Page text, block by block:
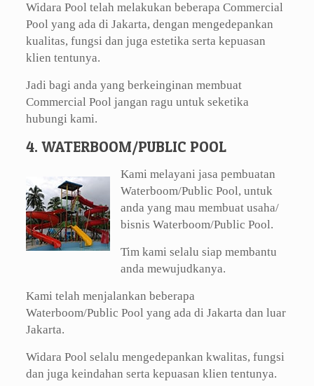
Widara Pool telah melakukan beberapa Commercial
Pool yang ada di Jakarta, dengan mengedepankan
kualitas, fungsi dan juga estetika serta kepuasan
klien tentunya.
Jadi bagi anda yang berkeinginan membuat
Commercial Pool jangan ragu untuk seketika
hubungi kami.
4. WATERBOOM/PUBLIC POOL
Kami melayani jasa pembuatan
Waterboom/Public Pool, untuk
anda yang mau membuat usaha/
bisnis Waterboom/Public Pool.
Tim kami selalu siap membantu
anda mewujudkanya.
Kami telah menjalankan beberapa
Waterboom/Public Pool yang ada di Jakarta dan luar
Jakarta.
Widara Pool selalu mengedepankan kwalitas, fungsi
dan juga keindahan serta kepuasan klien tentunya.